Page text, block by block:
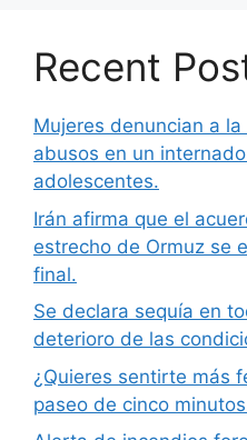
Recent
Mujeres denuncian a
abusos en un
adolescentes.
Irán afirma que el
estrecho de Ormuz se
final.
Se declara sequía en
deterioro de las
¿Quieres sentirte más
paseo de cinco